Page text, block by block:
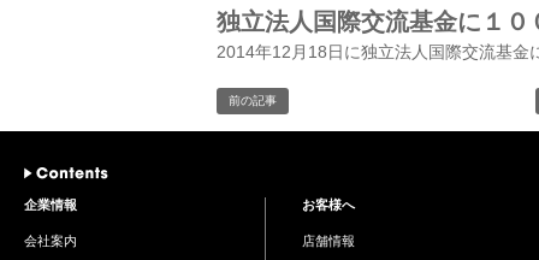
独立法人国際交流基金に１
2014年12月18日に独立法人国際交流基金
前の記事
企業情報
会社案内
お客様へ
店舗情報